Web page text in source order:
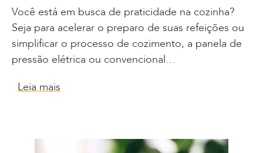
Você está em busca de praticidade na cozinha?
Seja para acelerar o preparo de suas refeições ou
simplificar o processo de cozimento, a panela de
pressão elétrica ou convencional…
Leia mais